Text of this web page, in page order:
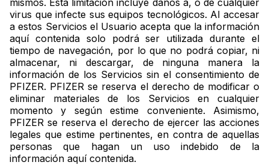
mismos. Esta limitación incluye daños a, o de cualquier
virus que infecte sus equipos tecnológicos. Al accesar
a estos Servicios el Usuario acepta que la información
aquí contenida solo podrá ser utilizada durante el
tiempo de navegación, por lo que no podrá copiar, ni
almacenar, ni descargar, de ninguna manera la
información de los Servicios sin el consentimiento de
PFIZER. PFIZER se reserva el derecho de modificar o
eliminar materiales de los Servicios en cualquier
momento y según estime conveniente. Asimismo,
PFIZER se reserva el derecho de ejercer las acciones
legales que estime pertinentes, en contra de aquellas
personas que hagan un uso indebido de la
información aquí contenida.